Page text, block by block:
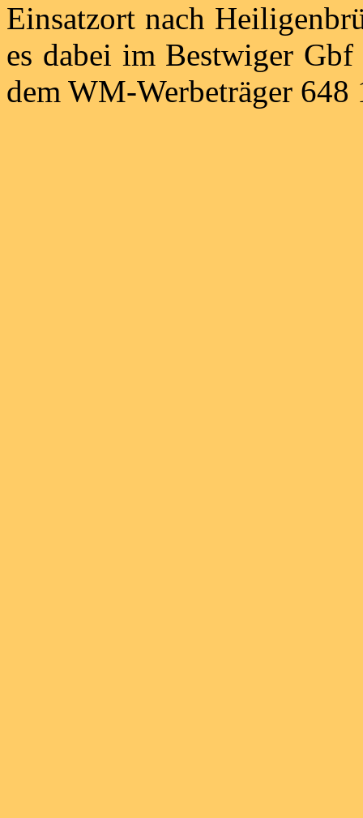
Einsatzort nach
es dabei im Bestwiger
dem WM-Werbeträger 648